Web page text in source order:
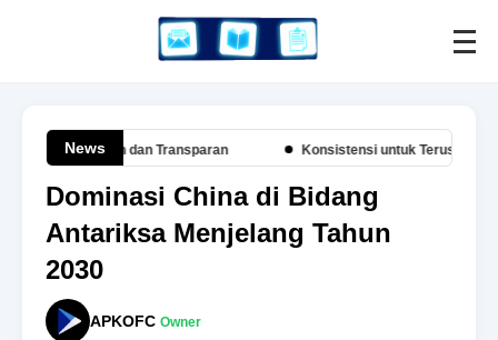
News
Slot Modern dan Transparan Konsistensi untuk Terus Show
Dominasi China di Bidang
Antariksa Menjelang Tahun
2030
APKOFC Owner